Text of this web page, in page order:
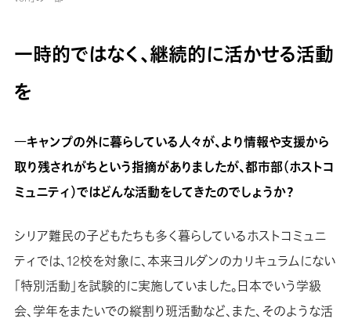
一時的ではなく、継続的に活かせる活動
を
―キャンプの外に暮らしている人々が、より情報や支援から
取り残されがちという指摘がありましたが、都市部（ホストコ
ミュニティ）ではどんな活動をしてきたのでしょうか？
シリア難民の子どもたちも多く暮らしているホストコミュニ
ティでは、12校を対象に、本来ヨルダンのカリキュラムにない
「特別活動」を試験的に実施していました。日本でいう学級
会、学年をまたいでの縦割り班活動など、また、そのような活